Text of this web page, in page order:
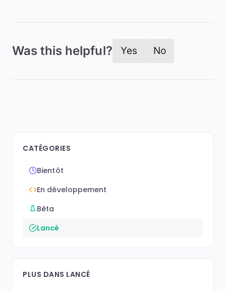
Was this helpful? Yes No
CATÉGORIES
Bientôt
En développement
Bêta
Lancé
PLUS DANS LANCÉ